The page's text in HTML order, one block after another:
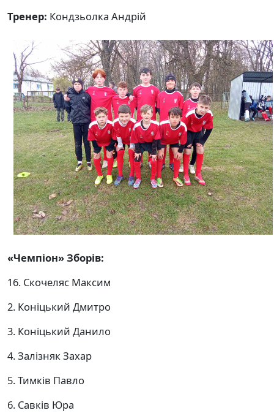
Тренер: Кондзьолка Андрій
«Чемпіон» Зборів:
16. Скочеляс Максим
2. Коніцький Дмитро
3. Коніцький Данило
4. Залізняк Захар
5. Тимків Павло
6. Савків Юра